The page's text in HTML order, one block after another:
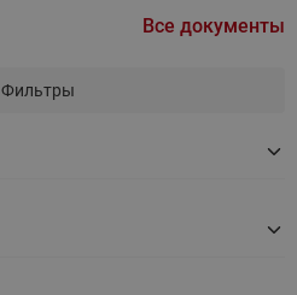
Все документы
Фильтры